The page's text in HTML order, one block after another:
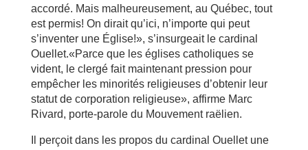
accordé. Mais malheureusement, au Québec, tout
est permis! On dirait qu’ici, n’importe qui peut
s’inventer une Église!», s’insurgeait le cardinal
Ouellet.«Parce que les églises catholiques se
vident, le clergé fait maintenant pression pour
empêcher les minorités religieuses d’obtenir leur
statut de corporation religieuse», affirme Marc
Rivard, porte-parole du Mouvement raëlien.
Il perçoit dans les propos du cardinal Ouellet une